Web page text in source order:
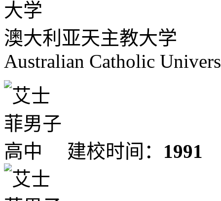
澳大利亚天主教大学
Australian Catholic
建校时间： 1991